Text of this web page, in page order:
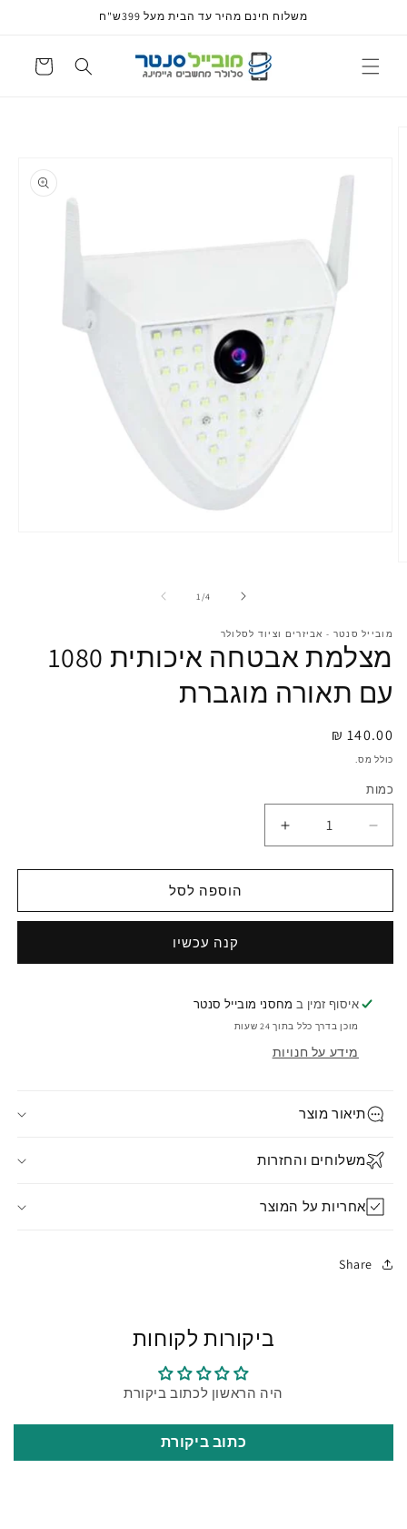
משלוח חינם מהיר עד הבית מעל 399ש"ח
עגלה
מוצרים
1/מתוך
4
מובייל סנטר - אביזרים וציוד לסלולר
מצלמת אבטחה איכותית 1080
עם תאורה מוגברת
מחיר
רגיל
140.00 ₪
כולל מס.
כמות
הוספה לסל
קנה עכשיו
איסוף זמין ב מחסני מובייל סנטר
מוכן בדרך כלל בתוך 24 שעות
מידע על חנויות
תיאור מוצר
משלוחים והחזרות
אחריות על המוצר
Share
ביקורות לקוחות
היה הראשון לכתוב ביקורת
כתוב ביקורת